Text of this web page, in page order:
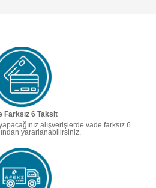
Farksız 6 Taksit
alışverişlerde vade farksız 6
yararlanabilirsiniz.